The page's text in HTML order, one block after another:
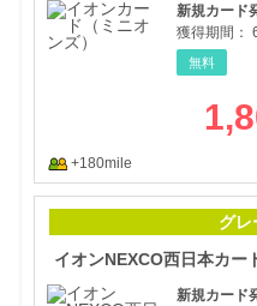
新規カード
獲得期間：
無料
+180mile
グレ
イオンNEXCO西日本カー
新規カード